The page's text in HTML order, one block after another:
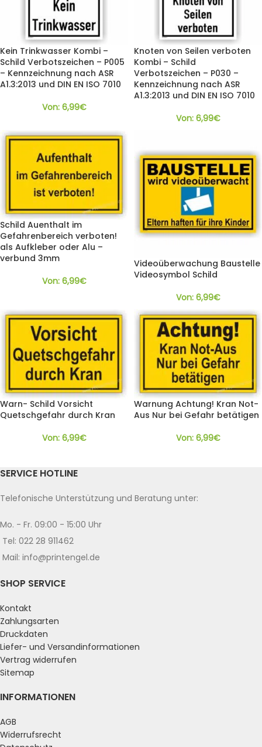
Kein Trinkwasser Kombi –
Schild Verbotszeichen – P005
– Kennzeichnung nach ASR
A1.3:2013 und DIN EN ISO 7010
Von: 6,99€
Knoten von Seilen verboten
Kombi – Schild
Verbotszeichen – P030 –
Kennzeichnung nach ASR
A1.3:2013 und DIN EN ISO 7010
Von: 6,99€
Schild Auenthalt im
Gefahrenbereich verboten!
als Aufkleber oder Alu –
verbund 3mm
Von: 6,99€
Videoüberwachung Baustelle
Videosymbol Schild
Von: 6,99€
Warn- Schild Vorsicht
Quetschgefahr durch Kran
Von: 6,99€
Warnung Achtung! Kran Not-
Aus Nur bei Gefahr betätigen
Von: 6,99€
SERVICE HOTLINE
Telefonische Unterstützung und Beratung unter:
Mo. - Fr. 09:00 - 15:00 Uhr
Tel: 022 28 911462
Mail: info@printengel.de
SHOP SERVICE
Kontakt
Zahlungsarten
Druckdaten
Liefer- und Versandinformationen
Vertrag widerrufen
Sitemap
INFORMATIONEN
AGB
Widerrufsrecht